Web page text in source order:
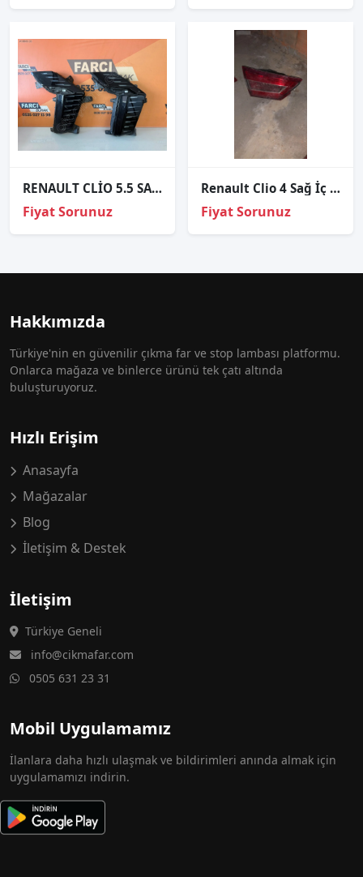
RENAULT CLİO 5.5 SAĞ GÜNDÜZ FARI ORJİNAL 266002703R
Fiyat Sorunuz
Renault Clio 4 Sağ İç Stop
Fiyat Sorunuz
Hakkımızda
Türkiye'nin en güvenilir çıkma far ve stop lambası platformu.
Onlarca mağaza ve binlerce ürünü tek çatı altında
buluşturuyoruz.
Hızlı Erişim
Anasayfa
Mağazalar
Blog
İletişim & Destek
İletişim
Türkiye Geneli
info@cikmafar.com
0505 631 23 31
Mobil Uygulamamız
İlanlara daha hızlı ulaşmak ve bildirimleri anında almak için
uygulamamızı indirin.